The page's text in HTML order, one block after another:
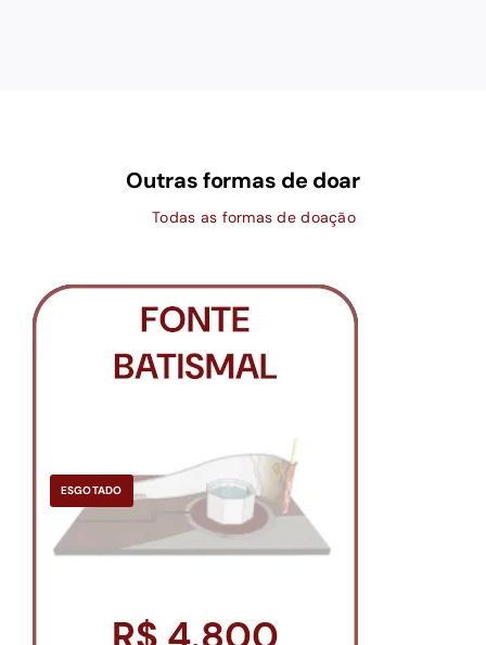
Outras formas de doar
Todas as formas de doação
ESGOTADO